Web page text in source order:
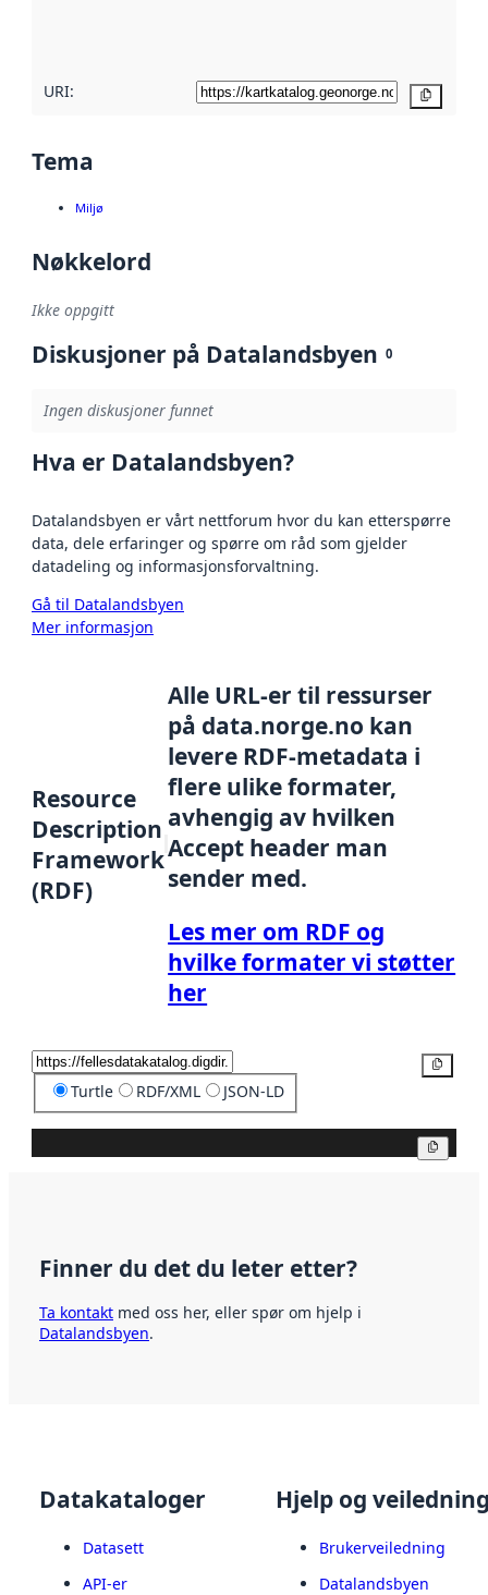
URI:
Tema
Miljø
Nøkkelord
Ikke oppgitt
Diskusjoner på Datalandsbyen 0
Ingen diskusjoner funnet
Hva er Datalandsbyen?
Datalandsbyen er vårt nettforum hvor du kan etterspørre
data, dele erfaringer og spørre om råd som gjelder
datadeling og informasjonsforvaltning.
Gå til Datalandsbyen
Mer informasjon
Resource
Description
Framework
(RDF)
Alle URL-er til ressurser
på data.norge.no kan
levere RDF-metadata i
flere ulike formater,
avhengig av hvilken
Accept header man
sender med.
Les mer om RDF og
hvilke formater vi støtter
her
Turtle RDF/XML JSON-LD
Finner du det du leter etter?
Ta kontakt med oss her, eller spør om hjelp i
Datalandsbyen.
Datakataloger
Datasett
API-er
Hjelp og
Brukerveiledning
Datalandsbyen